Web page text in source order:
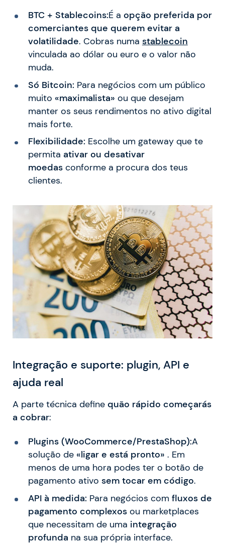
BTC + Stablecoins:É a opção preferida por
comerciantes que querem evitar a
volatilidade. Cobras numa stablecoin
vinculada ao dólar ou euro e o valor não
muda.
Só Bitcoin: Para negócios com um público
muito «maximalista» ou que desejam
manter os seus rendimentos no ativo digital
mais forte.
Flexibilidade: Escolhe um gateway que te
permita ativar ou desativar
moedasconforme a procura dos teus
clientes.
Integração e suporte: plugin, API e
ajuda real
A parte técnica define quão rápido começarás
a cobrar:
Plugins (WooCommerce/PrestaShop):A
solução de «ligar e está pronto» . Em
menos de uma hora podes ter o botão de
pagamento ativo sem tocar em código.
API à medida: Para negócios com fluxos de
pagamento complexosou marketplaces
que necessitam de uma integração
profunda na sua própria interface.